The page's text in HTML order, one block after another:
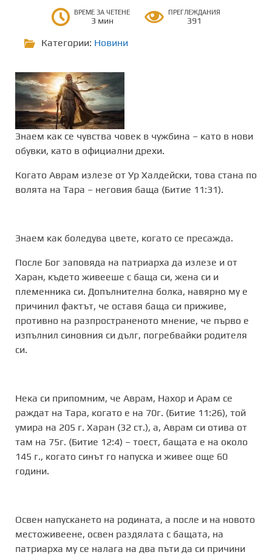
ВРЕМЕ ЗА ЧЕТЕНЕ
3 мин
ПРЕГЛЕЖДАНИЯ
391
Категории: Новини
Знаем как се чувства човек в чужбина – като в нови
обувки, като в официални дрехи.
Когато Аврам излезе от Ур Халдейски, това стана по
волята на Тара – неговия баща (Битие 11:31).
Знаем как боледува цвете, когато се пресажда.
После Бог заповяда на патриарха да излезе и от
Харан, където живееше с баща си, жена си и
племенника си. Допълнителна болка, навярно му е
причинил фактът, че оставя баща си приживе,
противно на разпространеното мнение, че първо е
изпълнил синовния си дълг, погребвайки родителя
си.
Нека си припомним, че Аврам, Нахор и Арам се
раждат на Тара, когато е на 70г. (Битие 11:26), той
умира на 205 г. Харан (32 ст.), а, Аврам си отива от
там на 75г. (Битие 12:4) – тоест, бащата е на около
145 г., когато синът го напуска и живее още 60
години.
Освен напускането на родината, а после и на новото
местоживеене, освен раздялата с бащата, на
патриарха му се налага на два пъти да си причини